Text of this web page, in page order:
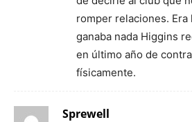
romper relaciones. Era
ganaba nada Higgins
en último año de
físicamente.
Sprewell